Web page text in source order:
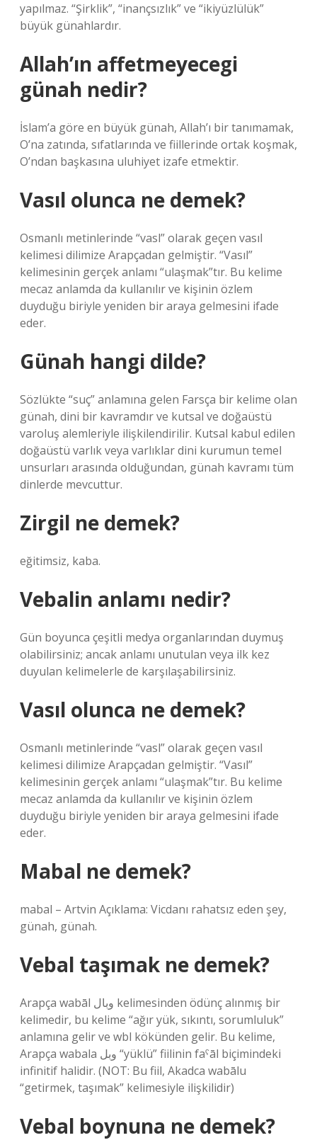
yapılmaz. “Şirklik”, “inançsızlık” ve “ikiyüzlülük”
büyük günahlardır.
Allah’ın affetmeyecegi
günah nedir?
İslam’a göre en büyük günah, Allah’ı bir tanımamak,
O’na zatında, sıfatlarında ve fiillerinde ortak koşmak,
O’ndan başkasına uluhiyet izafe etmektir.
Vasıl olunca ne demek?
Osmanlı metinlerinde “vasl” olarak geçen vasıl
kelimesi dilimize Arapçadan gelmiştir. “Vasıl”
kelimesinin gerçek anlamı “ulaşmak”tır. Bu kelime
mecaz anlamda da kullanılır ve kişinin özlem
duyduğu biriyle yeniden bir araya gelmesini ifade
eder.
Günah hangi dilde?
Sözlükte “suç” anlamına gelen Farsça bir kelime olan
günah, dini bir kavramdır ve kutsal ve doğaüstü
varoluş alemleriyle ilişkilendirilir. Kutsal kabul edilen
doğaüstü varlık veya varlıklar dini kurumun temel
unsurları arasında olduğundan, günah kavramı tüm
dinlerde mevcuttur.
Zirgil ne demek?
eğitimsiz, kaba.
Vebalin anlamı nedir?
Gün boyunca çeşitli medya organlarından duymuş
olabilirsiniz; ancak anlamı unutulan veya ilk kez
duyulan kelimelerle de karşılaşabilirsiniz.
Vasıl olunca ne demek?
Osmanlı metinlerinde “vasl” olarak geçen vasıl
kelimesi dilimize Arapçadan gelmiştir. “Vasıl”
kelimesinin gerçek anlamı “ulaşmak”tır. Bu kelime
mecaz anlamda da kullanılır ve kişinin özlem
duyduğu biriyle yeniden bir araya gelmesini ifade
eder.
Mabal ne demek?
mabal – Artvin Açıklama: Vicdanı rahatsız eden şey,
günah, günah.
Vebal taşımak ne demek?
Arapça wabāl وبال kelimesinden ödünç alınmış bir
kelimedir, bu kelime “ağır yük, sıkıntı, sorumluluk”
anlamına gelir ve wbl kökünden gelir. Bu kelime,
Arapça wabala وبل “yüklü” fiilinin faˁāl biçimindeki
infinitif halidir. (NOT: Bu fiil, Akadca wabālu
“getirmek, taşımak” kelimesiyle ilişkilidir)
Vebal boynuna ne demek?